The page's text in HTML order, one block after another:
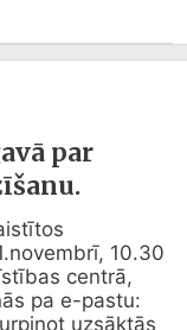
par
10.30
centrā,
pa e-pastu:
uzsāktās